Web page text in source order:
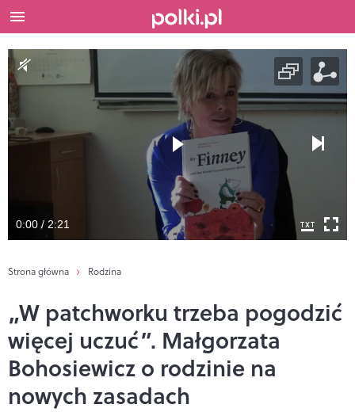
0:00 / 2:21
Strona główna Rodzina
„W patchworku trzeba pogodzić
więcej uczuć”. Małgorzata
Bohosiewicz o rodzinie na
nowych zasadach